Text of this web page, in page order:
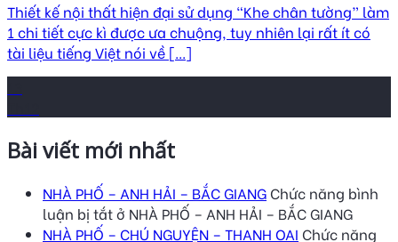
Thiết kế nội thất hiện đại sử dụng “Khe chân tường” làm
1 chi tiết cực kì được ưa chuộng, tuy nhiên lại rất ít có
tài liệu tiếng Việt nói về [...]
Bài viết mới nhất
NHÀ PHỐ – ANH HẢI – BẮC GIANG Chức năng bình
luận bị tắtở NHÀ PHỐ – ANH HẢI – BẮC GIANG
NHÀ PHỐ – CHÚ NGUYỆN – THANH OAI Chức năng